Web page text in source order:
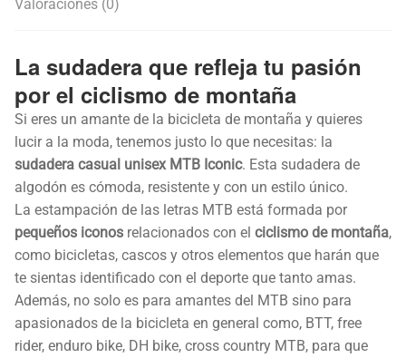
Valoraciones (0)
La sudadera que refleja tu pasión
por el ciclismo de montaña
Si eres un amante de la bicicleta de montaña y quieres
lucir a la moda, tenemos justo lo que necesitas: la
sudadera casual unisex MTB Iconic. Esta sudadera de
algodón es cómoda, resistente y con un estilo único.
La estampación de las letras MTB está formada por
pequeños iconos relacionados con el ciclismo de montaña,
como bicicletas, cascos y otros elementos que harán que
te sientas identificado con el deporte que tanto amas.
Además, no solo es para amantes del MTB sino para
apasionados de la bicicleta en general como, BTT, free
rider, enduro bike, DH bike, cross country MTB, para que